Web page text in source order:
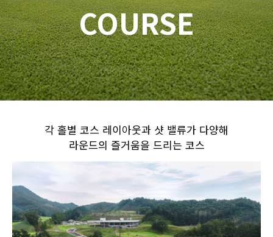
COURSE
각 홀별 코스 레이아웃과 샷 밸류가 다양해
라운드의 즐거움을 드리는 코스